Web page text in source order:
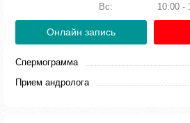
Вс:
10:00 -
Онлайн запись
Спермограмма
Прием андролога